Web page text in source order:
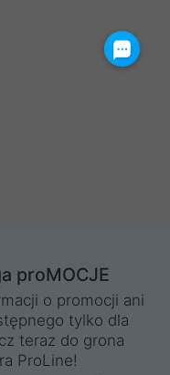
proMOCJE
o promocji ani
tylko dla
teraz do grona
ProLine!